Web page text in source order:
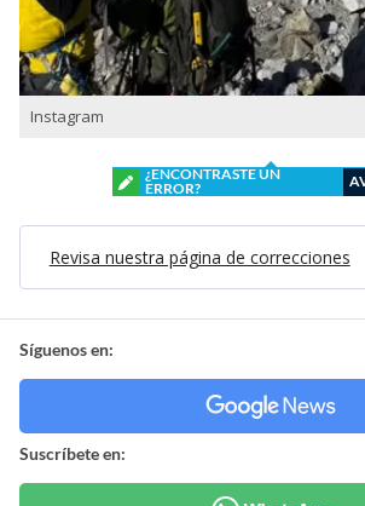
Instagram
¿ENCONTRASTE UN
ERROR?
Revisa nuestra página de correcciones
Síguenos en:
Suscríbete en: